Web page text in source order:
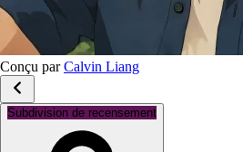
Conçu parCalvin Liang
Subdivision de recensement
Groupes d'âge: 15 à 64 ans